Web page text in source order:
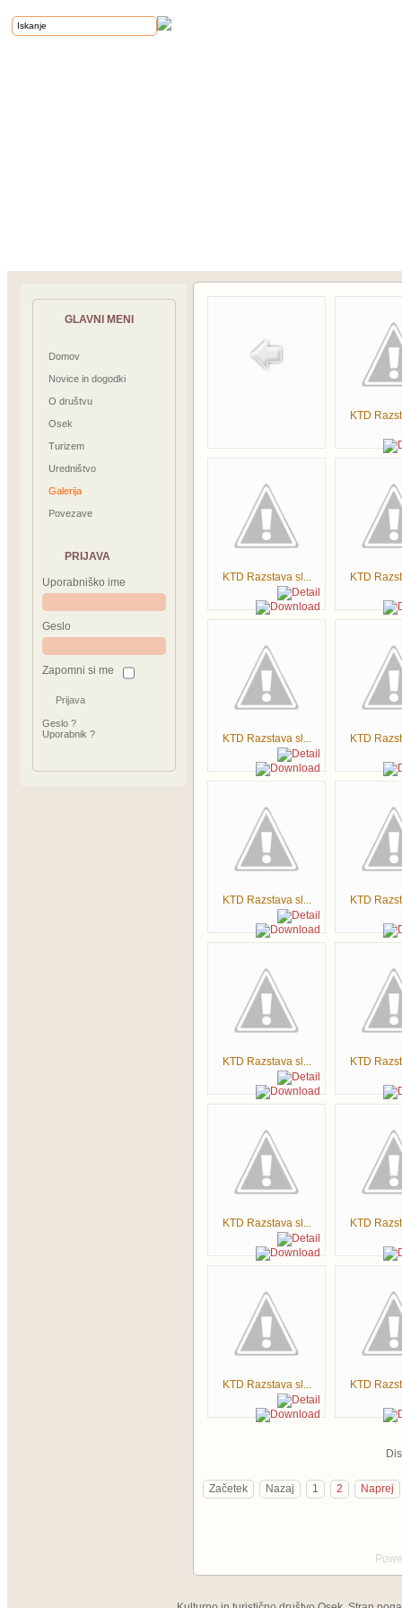
GLAVNI MENI
Domov
Novice in dogodki
O društvu
Osek
Turizem
Uredništvo
Galerija
Povezave
PRIJAVA
Uporabniško ime
Geslo
Zapomni si me
Geslo ?
Uporabnik ?
KTD
KTD Razstava sl... KTD
KTD Razstava sl... KTD
KTD Razstava sl... KTD
KTD Razstava sl... KTD
KTD Razstava sl... KTD
KTD Razstava sl... KTD
Začetek Nazaj 1 2 Naprej